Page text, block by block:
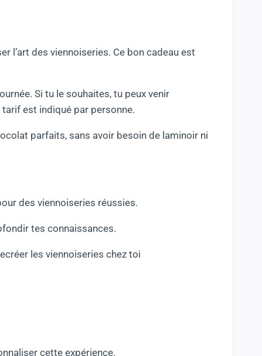
l’art des viennoiseries. Ce bon cadeau est
Si tu le souhaites, tu peux venir
est indiqué par personne.
parfaits, sans avoir besoin de laminoir ni
des viennoiseries réussies.
tes connaissances.
les viennoiseries chez toi
cette expérience.